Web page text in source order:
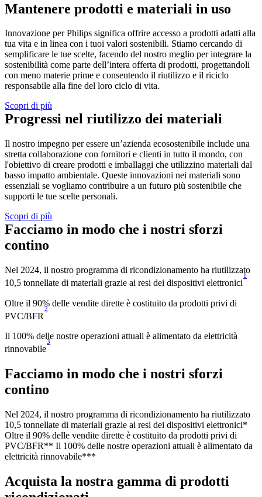
Mantenere prodotti e materiali in uso
Innovazione per Philips significa offrire accesso a prodotti adatti alla
tua vita e in linea con i tuoi valori sostenibili. Stiamo cercando di
semplificare le tue scelte, facendo del nostro meglio per integrare la
sostenibilità come parte dell’intera offerta di prodotti, progettandoli
con meno materie prime e consentendo il riutilizzo e il riciclo
responsabile alla fine del loro ciclo di vita.
Scopri di più
Progressi nel riutilizzo dei materiali
Il nostro impegno per essere un’azienda ecosostenibile include una
stretta collaborazione con fornitori e clienti in tutto il mondo, con
l'obiettivo di creare prodotti e imballaggi che utilizzino materiali dal
basso impatto ambientale. Queste innovazioni nei materiali sono
essenziali se vogliamo contribuire a un futuro più sostenibile che
supporti le tue scelte personali.
Scopri di più
Facciamo in modo che i nostri sforzi
contino
Nel 2024, il nostro programma di ricondiziona­mento ha riutilizzato
10,5 tonnellate di materiali grazie ai resi dei dispositivi elettronici
1
Oltre il 90% delle vendite dirette è costituito da prodotti privi di
PVC/BFR
2
Il 100% delle nostre operazioni attuali è alimentato da elettricità
rinnovabile
3
Facciamo in modo che i nostri sforzi
contino
Nel 2024, il nostro programma di ricondizionamento ha riutilizzato
10,5 tonnellate di materiali grazie ai resi dei dispositivi elettronici*
Oltre il 90% delle vendite dirette è costituito da prodotti privi di
PVC/BFR** Il 100% delle nostre operazioni attuali è alimentato da
elettricità rinnovabile***
Acquista la nostra gamma di prodotti